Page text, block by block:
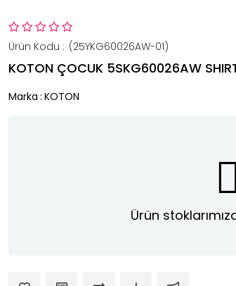
(25YKG60026AW-01)
KOTON ÇOCUK 5SKG60026AW
Marka : KOTON
Ürün